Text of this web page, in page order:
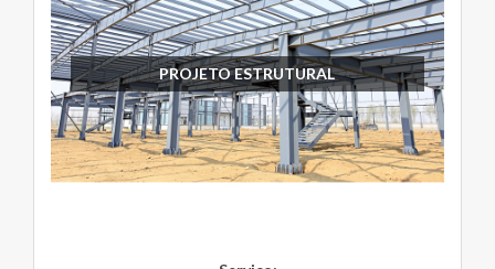
PROJETO ESTRUTURAL